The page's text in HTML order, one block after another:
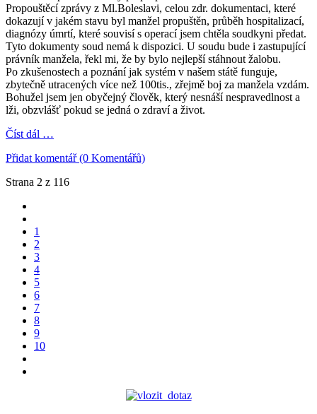
Propouštěcí zprávy z Ml.Boleslavi, celou zdr. dokumentaci, které
dokazují v jakém stavu byl manžel propuštěn, průběh hospitalizací,
diagnózy úmrtí, které souvisí s operací jsem chtěla soudkyni předat.
Tyto dokumenty soud nemá k dispozici. U soudu bude i zastupující
právník manžela, řekl mi, že by bylo nejlepší stáhnout žalobu.
Po zkušenostech a poznání jak systém v našem státě funguje,
zbytečně utracených více než 100tis., zřejmě boj za manžela vzdám.
Bohužel jsem jen obyčejný člověk, který nesnáší nespravedlnost a
lži, obzvlášť pokud se jedná o zdraví a život.
Číst dál …
Přidat komentář (0 Komentářů)
Strana 2 z 116
1
2
3
4
5
6
7
8
9
10